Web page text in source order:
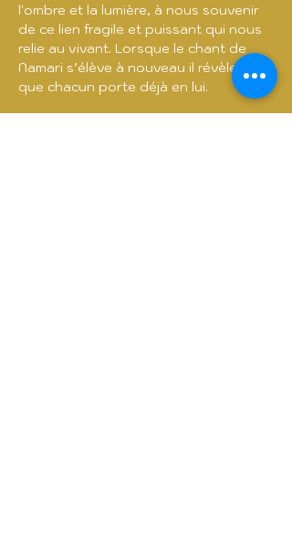
l'ombre et la lumière, à nous souvenir
de ce lien fragile et puissant qui nous
relie au vivant. Lorsque le chant de
Namari s’élève à nouveau il révèle ce
que chacun porte déjà en lui.